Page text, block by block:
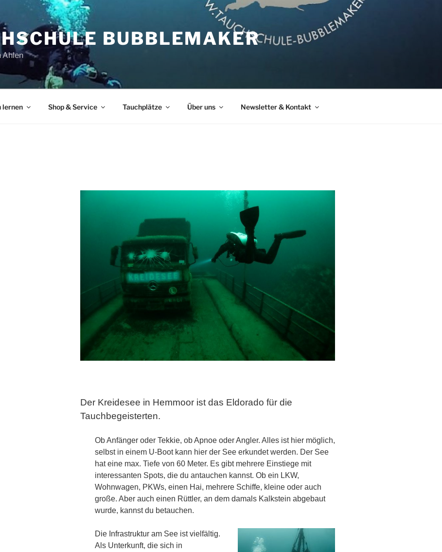
BUBBLEMAKER
Ahlen
lernen Shop & Service Tauchplätze Über uns Newsletter & Kontakt
Der Kreidesee in Hemmoor ist das Eldorado für die
Tauchbegeisterten.
Ob Anfänger oder Tekkie, ob Apnoe oder Angler. Alles ist hier möglich,
selbst in einem U-Boot kann hier der See erkundet werden. Der See
hat eine max. Tiefe von 60 Meter. Es gibt mehrere Einstiege mit
interessanten Spots, die du antauchen kannst. Ob ein LKW,
Wohnwagen, PKWs, einen Hai, mehrere Schiffe, kleine oder auch
große. Aber auch einen Rüttler, an dem damals Kalkstein abgebaut
wurde, kannst du betauchen.
Die Infrastruktur am See ist vielfältig.
Als Unterkunft, die sich in